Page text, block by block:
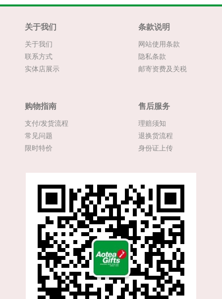
关于我们
关于我们
联系方式
实体店展示
条款说明
网站使用条款
隐私条款
邮寄资费及关税
购物指南
支付/发货流程
常见问题
限时特价
售后服务
理赔须知
退换货流程
身份证上传